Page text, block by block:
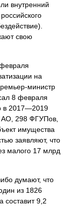
внутренний
свою
на
министр
8 февраля
в 2017—2019
АО, 298 ФГУПов,
имущества
заявляют, что
малого 17 млрд
думают, что
из 1826
составит 9,2